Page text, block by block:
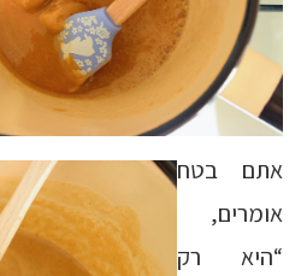
אתם בטח
אומרים,
“היא רק